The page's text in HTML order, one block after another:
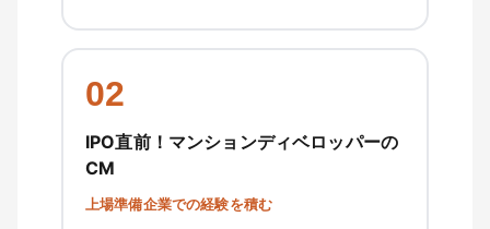
02
IPO直前！マンションディベロッパーの
CM
上場準備企業での経験を積む